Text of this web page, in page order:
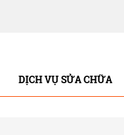
DỊCH VỤ SỬA CHỮA